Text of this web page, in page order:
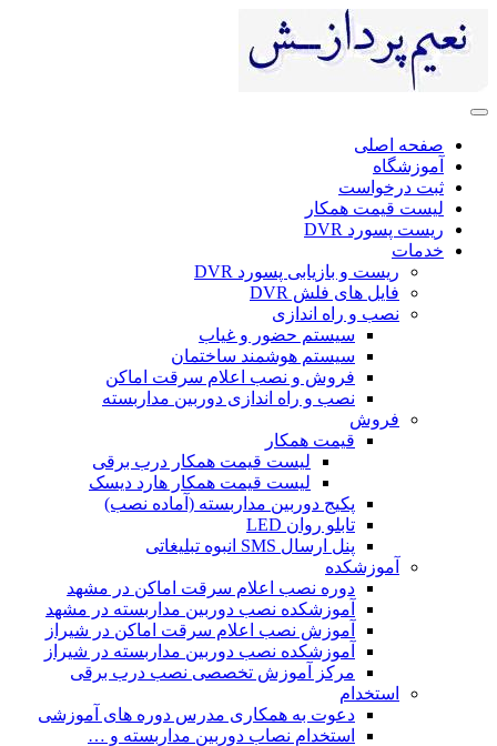
صفحه اصلی
آموزشگاه
ثبت درخواست
لیست قیمت همکار
ریست پسورد DVR
خدمات
ریست و بازیابی پسورد DVR
فایل های فلش DVR
نصب و راه اندازی
سیستم حضور و غیاب
سیستم هوشمند ساختمان
فروش و نصب اعلام سرقت اماکن
نصب و راه اندازی دوربین مداربسته
فروش
قیمت همکار
لیست قیمت همکار درب برقی
لیست قیمت همکار هارد دیسک
پکیج دوربین مداربسته (آماده نصب)
تابلو روان LED
پنل ارسال SMS انبوه تبلیغاتی
آموزشکده
دوره نصب اعلام سرقت اماکن در مشهد
آموزشکده نصب دوربین مداربسته در مشهد
آموزش نصب اعلام سرقت اماکن در شیراز
آموزشکده نصب دوربین مداربسته در شیراز
مرکز آموزش تخصصی نصب درب برقی
استخدام
دعوت به همکاری مدرس دوره های آموزشی
استخدام نصاب دوربین مداربسته و …